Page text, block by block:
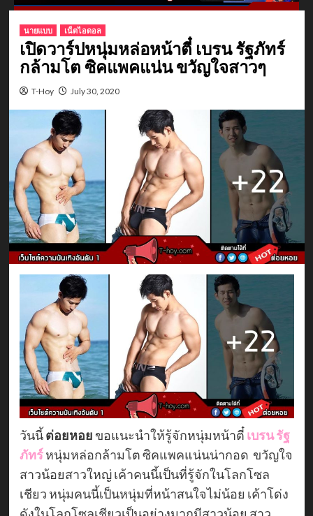
นายแบบ เน็ตไอดอล
เปิดวาร์ปหนุ่มหล่อหน้าตี๋ เบรน รัฐภัทร์
กล้ามโต ซิคแพคแน่น ขวัญใจสาวๆ
T-Hoy July 30, 2020
วันนี้ต่อยหอย ขอแนะนำให้รู้จักหนุ่มหน้าตี๋ เบรน รัฐ
ภัทร์ หนุ่มหล่อกล้ามโต ซิคแพคแน่นน่ากอด ขวัญใจ
สาวน้อยสาวใหญ่ เค้าคนนี้เป็นที่รู้จักในโลกโซล
เชียว หนุ่มคนนี้เป็นหนุ่มที่หน้าสนใจไม่น้อย เค้าโด่ง